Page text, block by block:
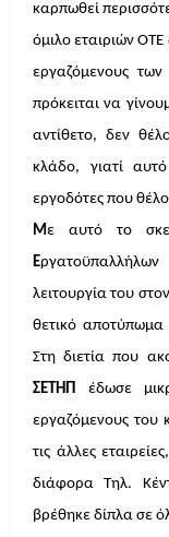
καρπωθεί
όμιλο εταιριών
εργαζόμενους
πρόκειται να
αντίθετο, δεν
κλάδο, γιατί
εργοδότες που
Με αυτό το
Ε
λειτουργία του
θετικό
Στη διετία που
ΣΕΤΗΠ έδωσε
εργαζόμενους του
τις άλλες
διάφορα Τηλ.
βρέθηκε δίπλα σε